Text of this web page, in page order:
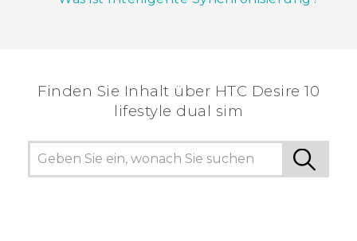
Finden Sie Inhalt über‎ HTC Desire 10
lifestyle dual sim